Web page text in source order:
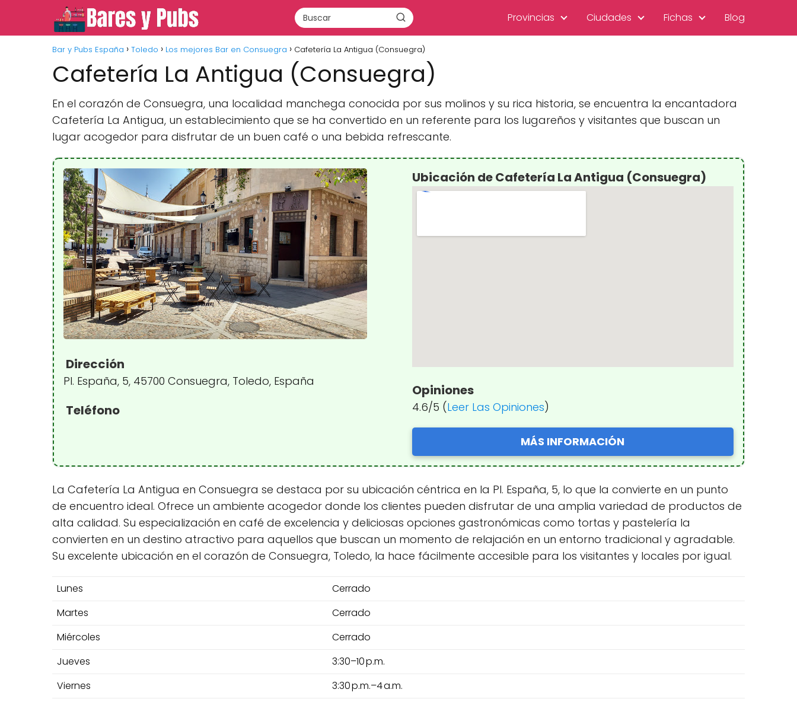
Provincias Ciudades Fichas Blog
Bar y Pubs España Toledo Los mejores Bar en Consuegra Cafetería La Antigua (Consuegra)
Cafetería La Antigua (Consuegra)
En el corazón de Consuegra, una localidad manchega conocida por sus molinos y su rica historia, se encuentra la encantadora
Cafetería La Antigua, un establecimiento que se ha convertido en un referente para los lugareños y visitantes que buscan un
lugar acogedor para disfrutar de un buen café o una bebida refrescante.
Dirección
Pl. España, 5, 45700 Consuegra, Toledo, España
Teléfono
Ubicación de Cafetería La Antigua (Consuegra)
Opiniones
4.6/5 (Leer Las Opiniones)
MÁS INFORMACIÓN
La Cafetería La Antigua en Consuegra se destaca por su ubicación céntrica en la Pl. España, 5, lo que la convierte en un punto
de encuentro ideal. Ofrece un ambiente acogedor donde los clientes pueden disfrutar de una amplia variedad de productos de
alta calidad. Su especialización en café de excelencia y deliciosas opciones gastronómicas como tortas y pastelería la
convierten en un destino atractivo para aquellos que buscan un momento de relajación en un entorno tradicional y agradable.
Su excelente ubicación en el corazón de Consuegra, Toledo, la hace fácilmente accesible para los visitantes y locales por igual.
Lunes
Cerrado
Martes
Cerrado
Miércoles
Cerrado
Jueves
3:30–10 p.m.
Viernes
3:30 p.m.–4 a.m.